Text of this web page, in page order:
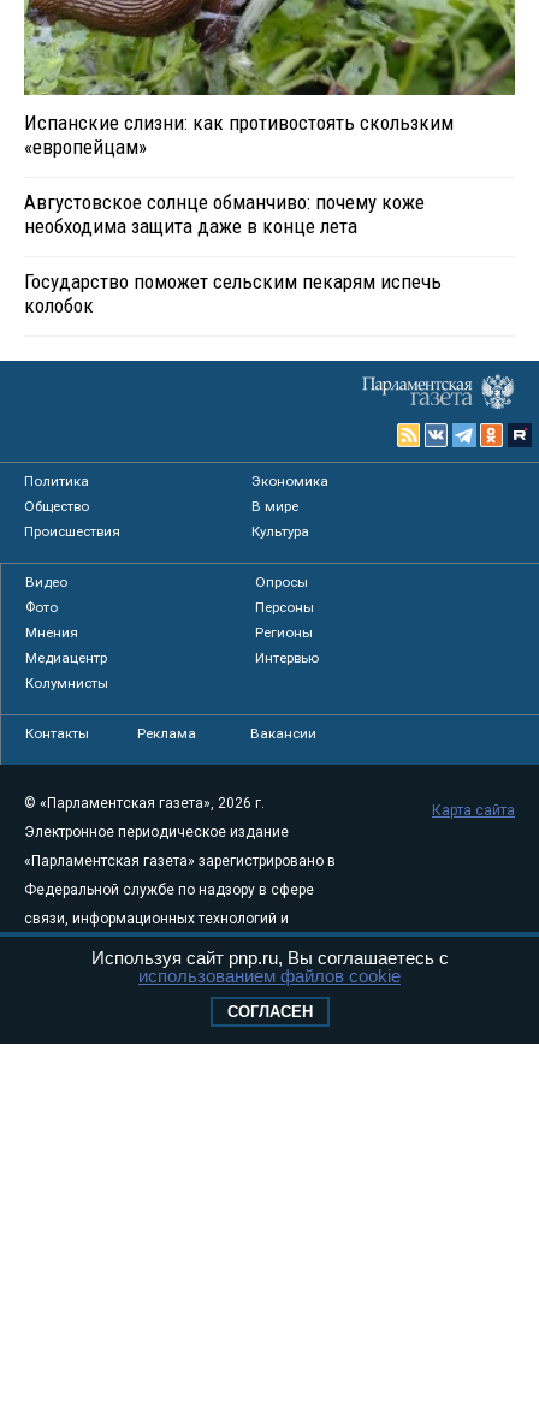
Испанские слизни: как противостоять скользким
«европейцам»
Августовское солнце обманчиво: почему коже
необходима защита даже в конце лета
Государство поможет сельским пекарям испечь
колобок
Политика
Экономика
Общество
В мире
Происшествия
Культура
Видео
Опросы
Фото
Персоны
Мнения
Регионы
Медиацентр
Интервью
Колумнисты
Контакты Реклама Вакансии
© «Парламентская газета», 2026 г.
Электронное периодическое издание
«Парламентская газета» зарегистрировано в
Федеральной службе по надзору в сфере
связи, информационных технологий и
августа 2011 года. 18+
Свидетельство о регистрации Эл № ФС77-
Карта сайта
Используя сайт pnp.ru, Вы соглашаетесь с
использованием файлов cookie
СОГЛАСЕН